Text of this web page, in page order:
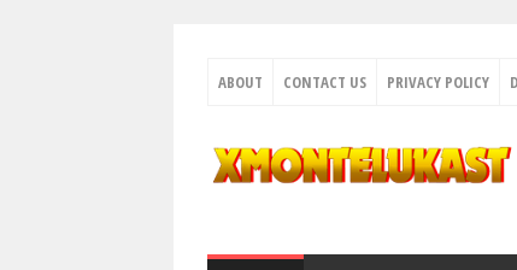
ABOUT CONTACT US PRIVACY POLICY